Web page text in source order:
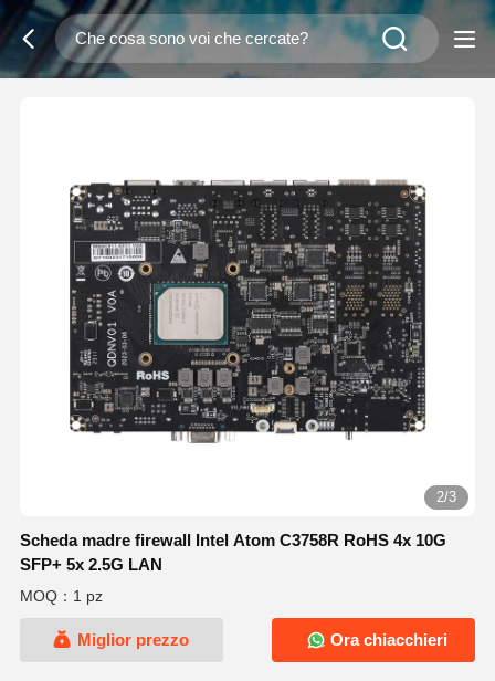
2/3
Scheda madre firewall Intel Atom C3758R RoHS 4x 10G
SFP+ 5x 2.5G LAN
MOQ：1 pz
Miglior prezzo Ora chiacchieri